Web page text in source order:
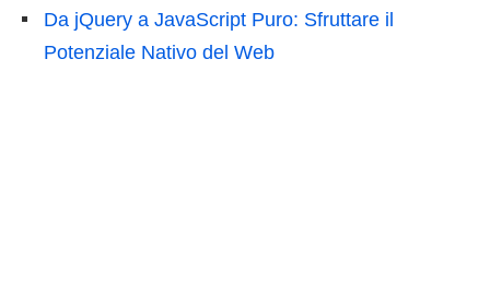
Da jQuery a JavaScript Puro: Sfruttare il
Potenziale Nativo del Web